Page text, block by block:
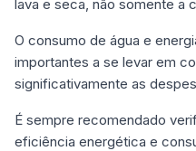
lava e seca, não somente a
O consumo de água e
importantes a se levar em
significativamente as
É sempre recomendado
eficiência energética e